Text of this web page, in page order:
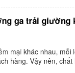
ga trải giường
mại khác nhau, mỗi
hàng. Vậy nên,